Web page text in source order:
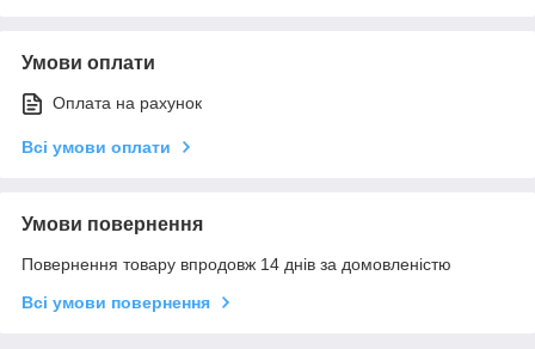
Умови оплати
Оплата на рахунок
Всі умови оплати
Умови повернення
Повернення товару впродовж 14 днів за домовленістю
Всі умови повернення